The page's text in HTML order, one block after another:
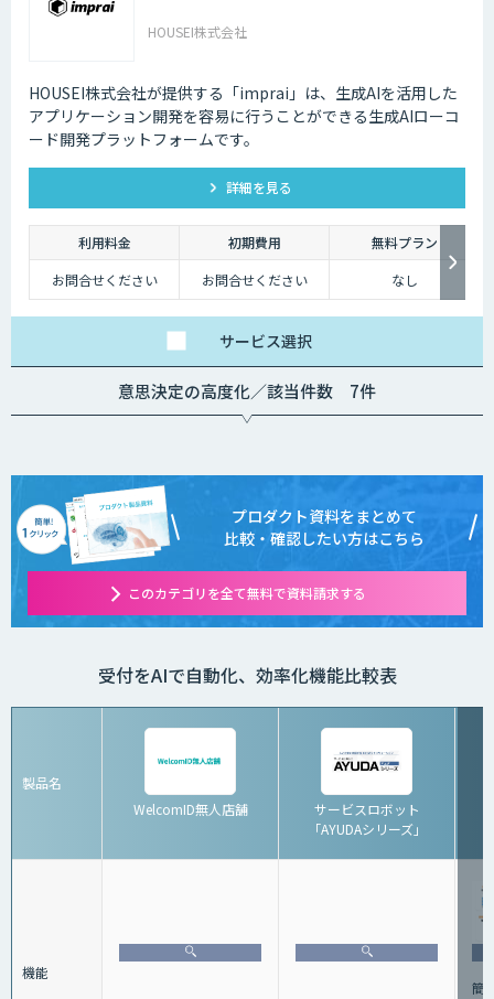
HOUSEI株式会社
HOUSEI株式会社が提供する「imprai」は、生成AIを活用した
アプリケーション開発を容易に行うことができる生成AIローコ
ード開発プラットフォームです。
詳細を見る
利用料金 初期費用
無料プラン
お問合せください
お問合せください なし
サービス選択
意思決定の高度化／該当件数 7件
プロダクト資料をまとめて
比較・確認したい方はこちら
このカテゴリを全て無料で資料請求する
受付をAIで自動化、効率化機能比較表
製品名
WelcomID無人店舗
サービスロボット
「AYUDAシリーズ」
機能
簡